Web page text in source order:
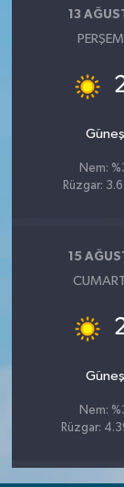
13
Nem:
Rüzgar:
15
Nem:
Rüzgar: